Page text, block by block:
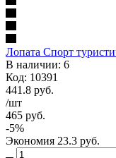
Лопата Спорт
В наличии: 6
Код: 10391
441.8 руб.
/шт
465 руб.
-5%
Экономия 23.3 руб.